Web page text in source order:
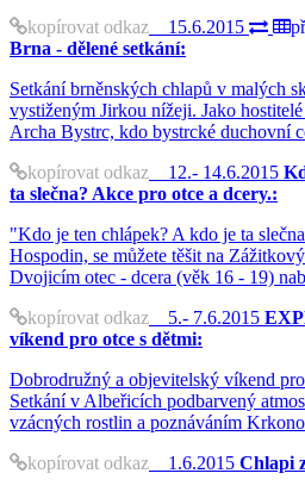
kopírovat odkaz 15.6.2015
Brna - dělené setkání:
Setkání brněnských chlapů v malých
vystiženým Jirkou nížeji. Jako
Archa Bystrc, kdo bystrcké duchovní
kopírovat odkaz 12.- 14.6.2015
ta slečna? Akce pro otce a dcery.:
"Kdo je ten chlápek? A kdo je ta
Hospodin, se můžete těšit na
Dvojicím otec - dcera (věk 16 - 19)
kopírovat odkaz 5.- 7.6.2015
víkend pro otce s dětmi:
Dobrodružný a objevitelský víkend
Setkání v Albeřicích podbarvený
vzácných rostlin a poznáváním
kopírovat odkaz 1.6.2015 Chlapi